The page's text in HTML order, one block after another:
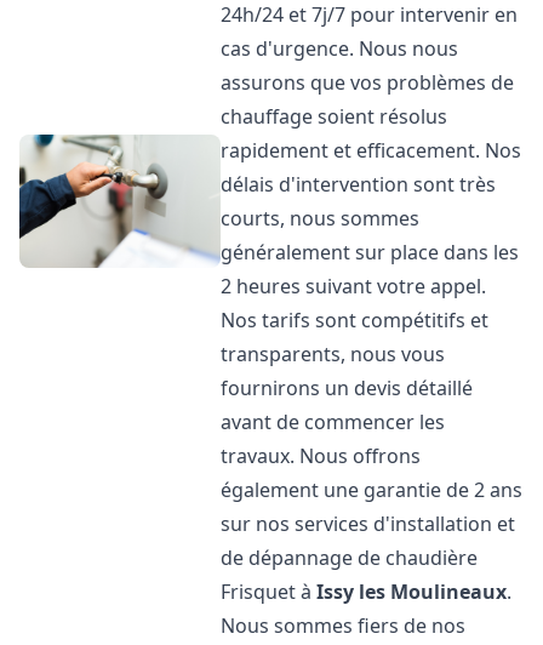
24h/24 et 7j/7 pour intervenir en
cas d'urgence. Nous nous
assurons que vos problèmes de
chauffage soient résolus
rapidement et efficacement. Nos
délais d'intervention sont très
courts, nous sommes
généralement sur place dans les
2 heures suivant votre appel.
Nos tarifs sont compétitifs et
transparents, nous vous
fournirons un devis détaillé
avant de commencer les
travaux. Nous offrons
également une garantie de 2 ans
sur nos services d'installation et
de dépannage de chaudière
Frisquet àIssy les Moulineaux.
Nous sommes fiers de nos